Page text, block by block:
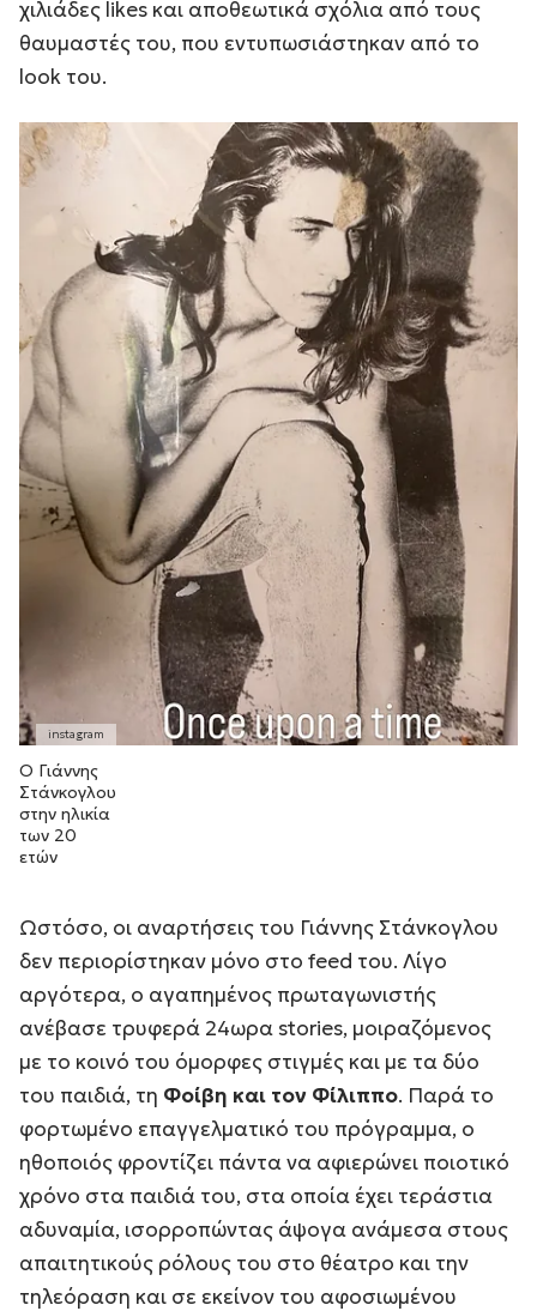
χιλιάδες likes και αποθεωτικά σχόλια από τους
θαυμαστές του, που εντυπωσιάστηκαν από το
look του.
Ο Γιάννης
Στάνκογλου
στην ηλικία
των 20
ετών
Ωστόσο, οι αναρτήσεις του Γιάννης Στάνκογλου
δεν περιορίστηκαν μόνο στο feed του. Λίγο
αργότερα, ο αγαπημένος πρωταγωνιστής
ανέβασε τρυφερά 24ωρα stories, μοιραζόμενος
με το κοινό του όμορφες στιγμές και με τα δύο
του παιδιά, τη Φοίβη και τον Φίλιππο. Παρά το
φορτωμένο επαγγελματικό του πρόγραμμα, ο
ηθοποιός φροντίζει πάντα να αφιερώνει ποιοτικό
χρόνο στα παιδιά του, στα οποία έχει τεράστια
αδυναμία, ισορροπώντας άψογα ανάμεσα στους
απαιτητικούς ρόλους του στο θέατρο και την
τηλεόραση και σε εκείνον του αφοσιωμένου